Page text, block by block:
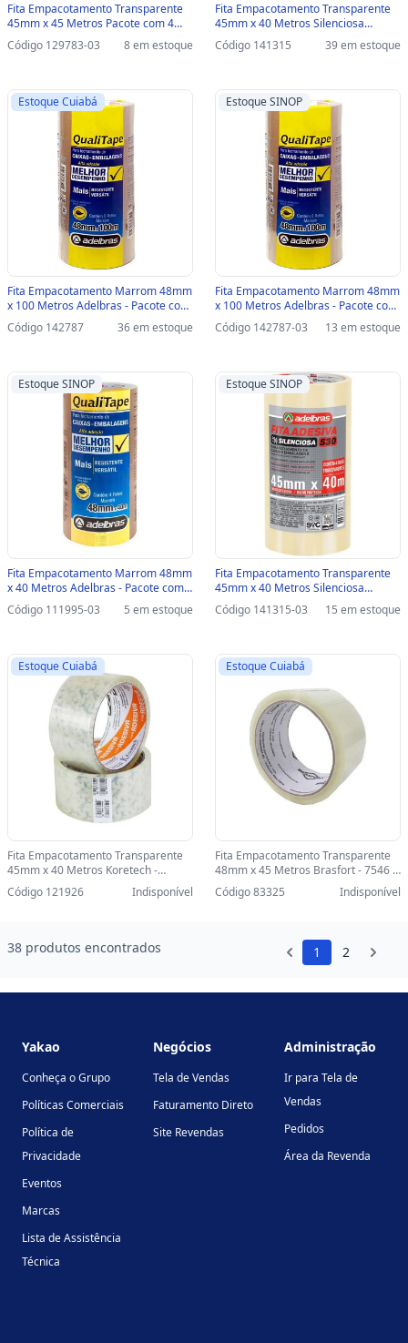
Fita Empacotamento Transparente
45mm x 45 Metros Pacote com 4
Unidades - Scotch - 3M -
HB004031199-SINOP-03 -
Código 129783-03 8 em estoque
Fita Empacotamento Transparente
45mm x 40 Metros Silenciosa
Adelbras - Pacote com 4 Unidades -
832000000 - 832000000
Código 141315 39 em estoque
Estoque Cuiabá
Fita Empacotamento Marrom 48mm
x 100 Metros Adelbras - Pacote com
4 Unidades - 811000033 - A -
811000033
Código 142787 36 em estoque
Estoque SINOP
Fita Empacotamento Marrom 48mm
x 100 Metros Adelbras - Pacote com
4 Unidades - 811000033 - A-SINOP-
03 - 811000033
Código 142787-03 13 em estoque
Estoque SINOP
Fita Empacotamento Marrom 48mm
x 40 Metros Adelbras - Pacote com 4
Unidades - 0811000005-SINOP-03 -
0811000005
Código 111995-03 5 em estoque
Estoque SINOP
Fita Empacotamento Transparente
45mm x 40 Metros Silenciosa
Adelbras - Pacote com 4 Unidades -
832000000-SINOP-03 - 832000000
Código 141315-03 15 em estoque
Estoque Cuiabá
Fita Empacotamento Transparente
45mm x 40 Metros Koretech -
Unitário - 341066 - 341066
Código 121926 Indisponível
Estoque Cuiabá
Fita Empacotamento Transparente
48mm x 45 Metros Brasfort - 7546 -
Unitário - 7546
Código 83325 Indisponível
38 produtos encontrados 1 2
Yakao
Conheça o Grupo
Políticas Comerciais
Política de
Privacidade
Eventos
Marcas
Lista de Assistência
Técnica
Negócios
Tela de Vendas
Faturamento Direto
Site Revendas
Administração
Ir para Tela de
Vendas
Pedidos
Área da Revenda